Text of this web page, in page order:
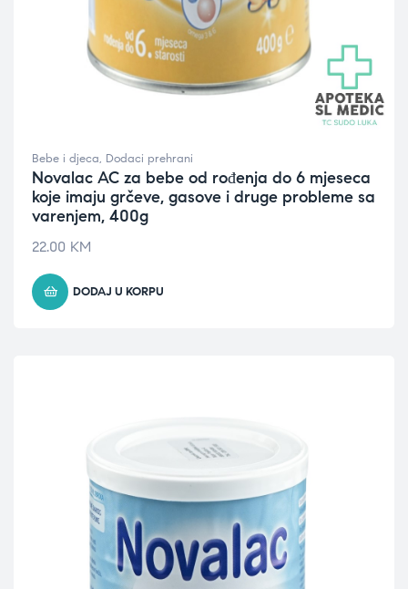
Bebe i djeca, Dodaci prehrani
Novalac AC za bebe od rođenja do 6 mjeseca
koje imaju grčeve, gasove i druge probleme sa
varenjem, 400g
22.00 KM
DODAJ U KORPU